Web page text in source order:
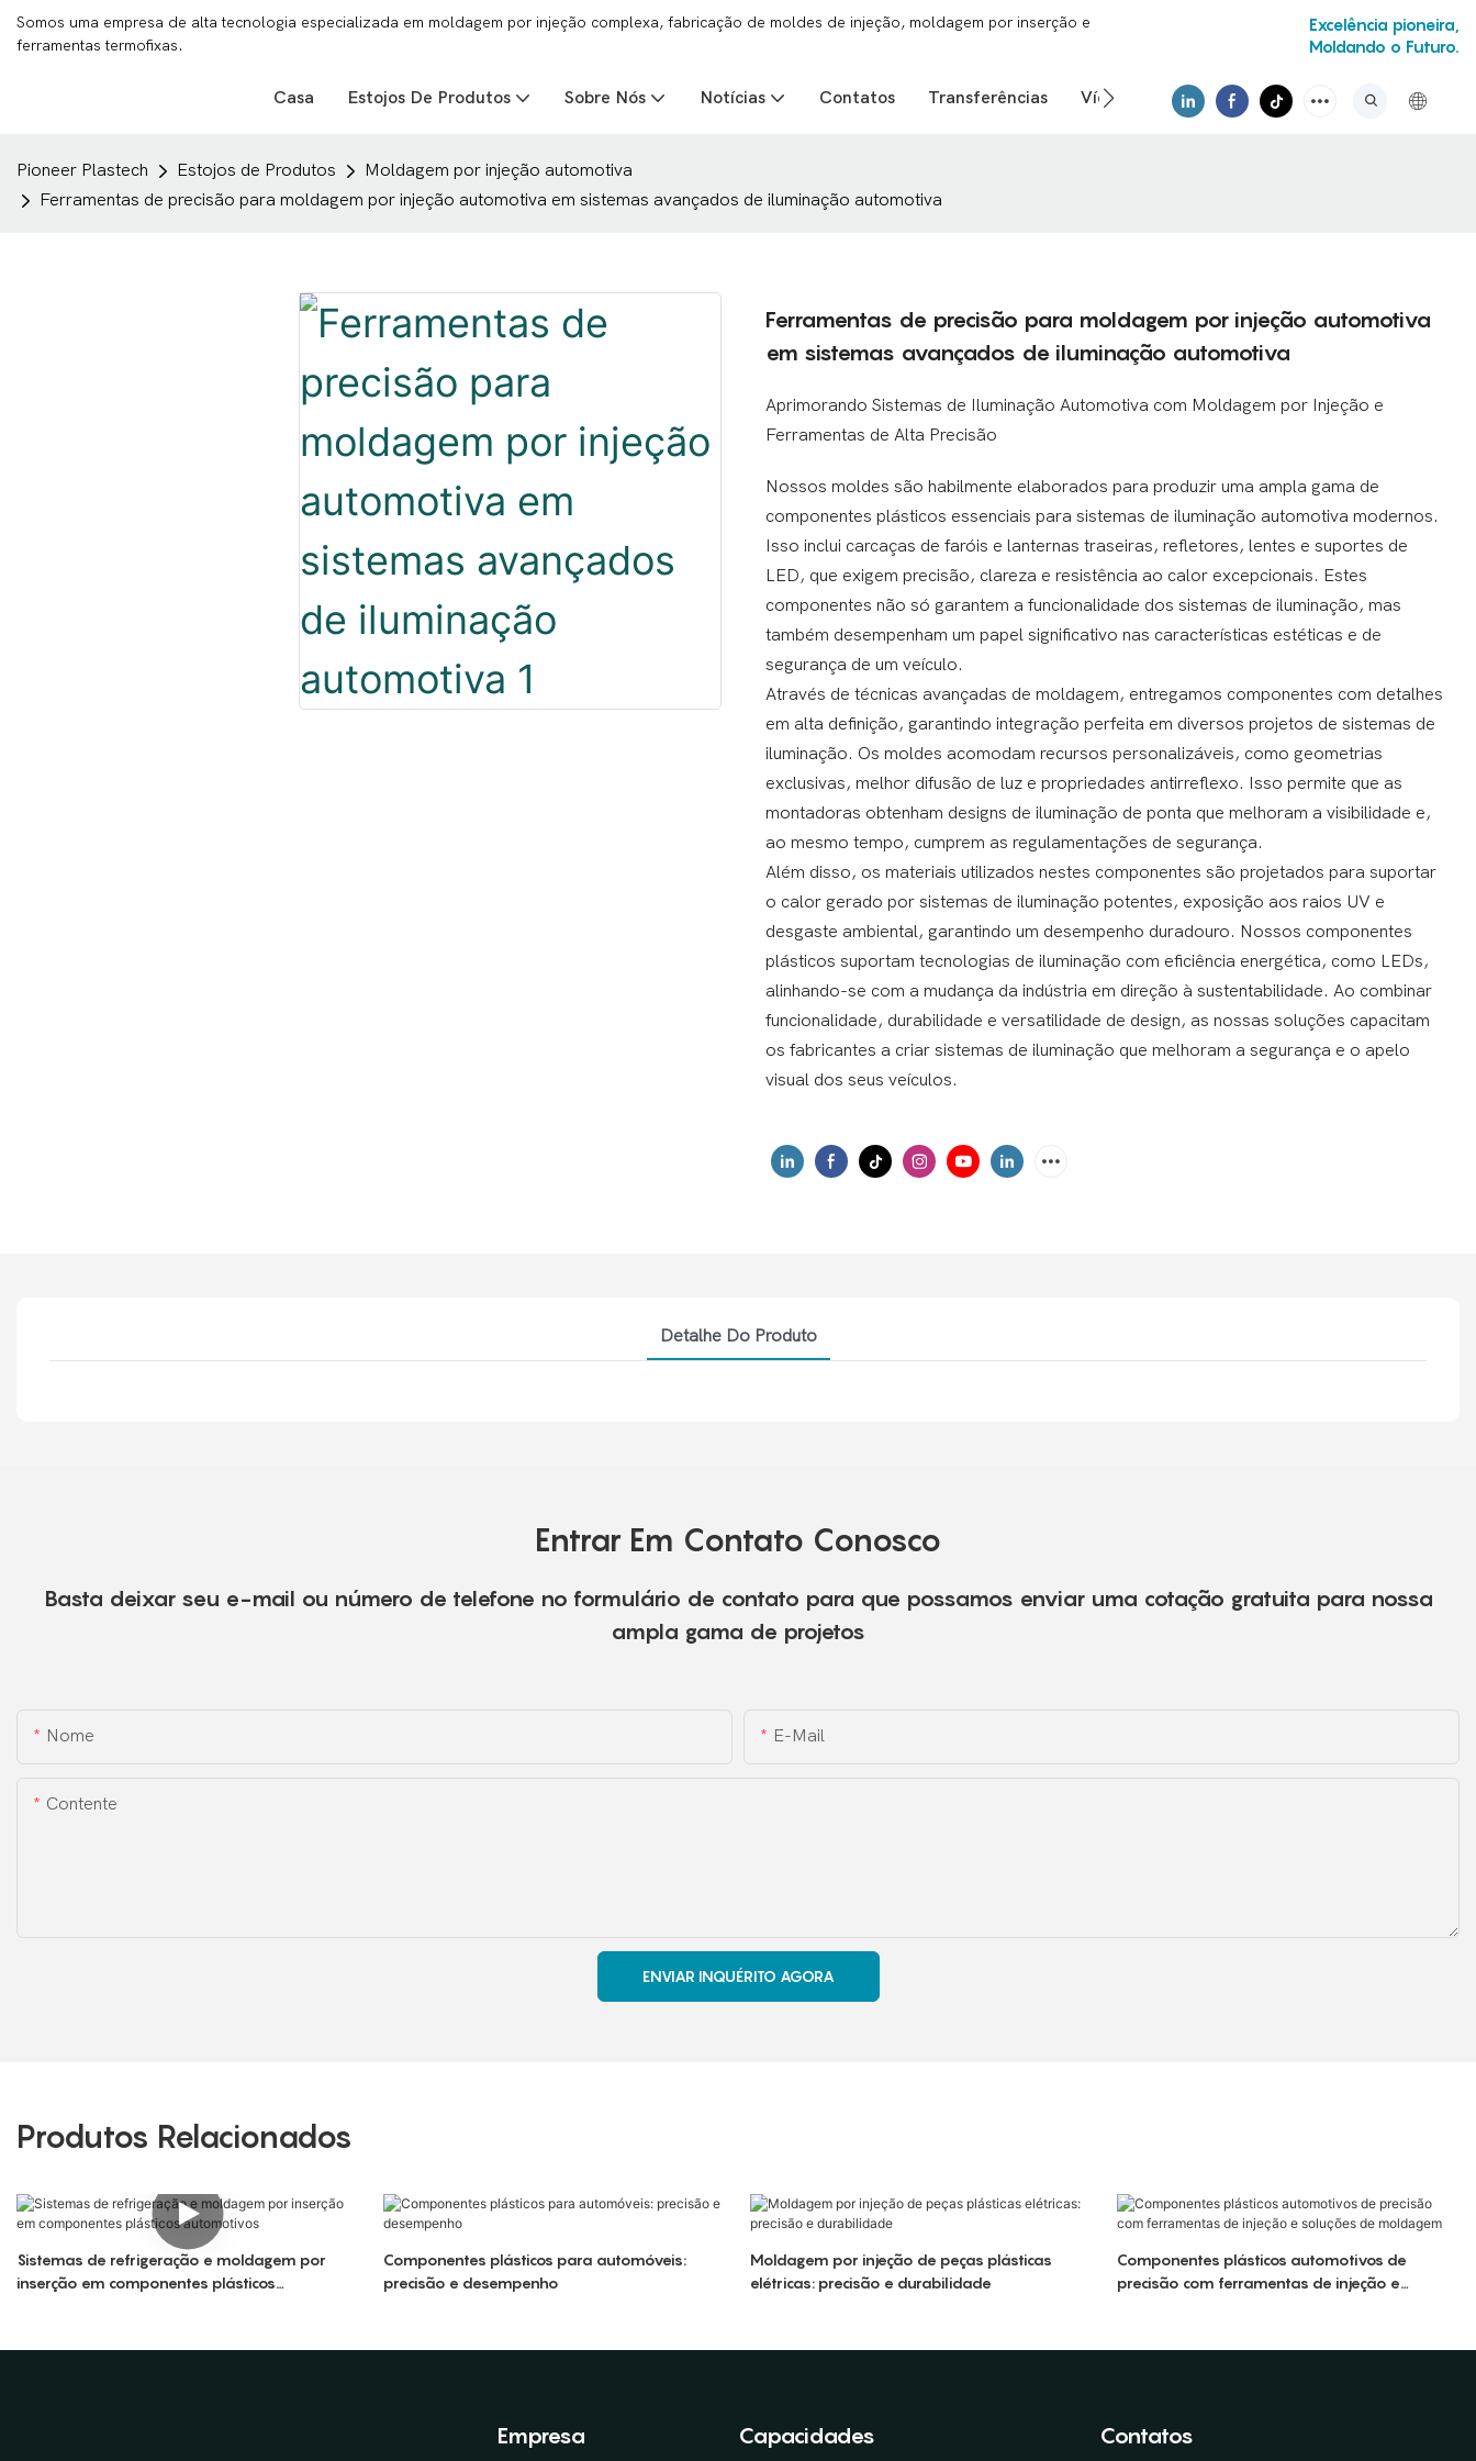
Somos uma empresa de alta tecnologia especializada em moldagem por injeção complexa, fabricação de moldes de injeção, moldagem por inserção e
ferramentas termofixas.
Excelência pioneira,
Moldando o Futuro.
Casa Estojos De Produtos Sobre Nós Notícias Contatos Transferências Vídeo
Pioneer Plastech Estojos de Produtos
Moldagem por injeção automotiva
Ferramentas de precisão para moldagem por injeção automotiva em sistemas avançados de iluminação automotiva
Ferramentas de precisão para moldagem por injeção automotiva
em sistemas avançados de iluminação automotiva
Aprimorando Sistemas de Iluminação Automotiva com Moldagem por Injeção e
Ferramentas de Alta Precisão
Nossos moldes são habilmente elaborados para produzir uma ampla gama de
componentes plásticos essenciais para sistemas de iluminação automotiva modernos.
Isso inclui carcaças de faróis e lanternas traseiras, refletores, lentes e suportes de
LED, que exigem precisão, clareza e resistência ao calor excepcionais. Estes
componentes não só garantem a funcionalidade dos sistemas de iluminação, mas
também desempenham um papel significativo nas características estéticas e de
segurança de um veículo.
Através de técnicas avançadas de moldagem, entregamos componentes com detalhes
em alta definição, garantindo integração perfeita em diversos projetos de sistemas de
iluminação. Os moldes acomodam recursos personalizáveis, como geometrias
exclusivas, melhor difusão de luz e propriedades antirreflexo. Isso permite que as
montadoras obtenham designs de iluminação de ponta que melhoram a visibilidade e,
ao mesmo tempo, cumprem as regulamentações de segurança.
Além disso, os materiais utilizados nestes componentes são projetados para suportar
o calor gerado por sistemas de iluminação potentes, exposição aos raios UV e
desgaste ambiental, garantindo um desempenho duradouro. Nossos componentes
plásticos suportam tecnologias de iluminação com eficiência energética, como LEDs,
alinhando-se com a mudança da indústria em direção à sustentabilidade. Ao combinar
funcionalidade, durabilidade e versatilidade de design, as nossas soluções capacitam
os fabricantes a criar sistemas de iluminação que melhoram a segurança e o apelo
visual dos seus veículos.
Detalhe Do Produto
Entrar Em Contato Conosco
Basta deixar seu e-mail ou número de telefone no formulário de contato para que possamos enviar uma cotação gratuita para nossa
ampla gama de projetos
Nome E-Mail
Contente
ENVIAR INQUÉRITO AGORA
Produtos Relacionados
Sistemas de refrigeração e moldagem por
inserção em componentes plásticos
Componentes plásticos para automóveis:
precisão e desempenho
Moldagem por injeção de peças plásticas
elétricas: precisão e durabilidade
Componentes plásticos automotivos de
precisão com ferramentas de injeção e
Empresa Capacidades Contatos